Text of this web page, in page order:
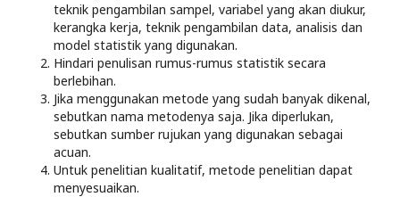
teknik pengambilan sampel, variabel yang akan diukur,
kerangka kerja, teknik pengambilan data, analisis dan
model statistik yang digunakan.
Hindari penulisan rumus-rumus statistik secara
berlebihan.
Jika menggunakan metode yang sudah banyak dikenal,
sebutkan nama metodenya saja. Jika diperlukan,
sebutkan sumber rujukan yang digunakan sebagai
acuan.
Untuk penelitian kualitatif, metode penelitian dapat
menyesuaikan.